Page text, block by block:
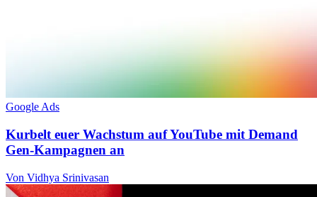
Google Ads
Kurbelt euer Wachstum auf YouTube mit Demand
Gen-Kampagnen an
Von Vidhya Srinivasan